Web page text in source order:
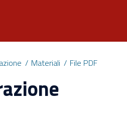
Materiali File PDF